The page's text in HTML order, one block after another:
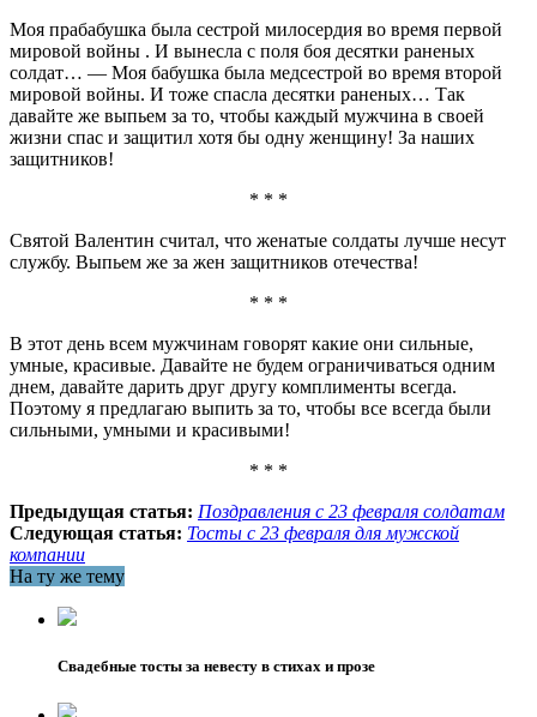
Моя прабабушка была сестрой милосердия во время первой
мировой войны . И вынесла с поля боя десятки раненых
солдат… — Моя бабушка была медсестрой во время второй
мировой войны. И тоже спасла десятки раненых… Так
давайте же выпьем за то, чтобы каждый мужчина в своей
жизни спас и защитил хотя бы одну женщину! За наших
защитников!
* * *
Святой Валентин считал, что женатые солдаты лучше несут
службу. Выпьем же за жен защитников отечества!
* * *
В этот день всем мужчинам говорят какие они сильные,
умные, красивые. Давайте не будем ограничиваться одним
днем, давайте дарить друг другу комплименты всегда.
Поэтому я предлагаю выпить за то, чтобы все всегда были
сильными, умными и красивыми!
* * *
Предыдущая статья: Поздравления с 23 февраля солдатам
Следующая статья: Тосты с 23 февраля для мужской
компании
На ту же тему
Свадебные тосты за невесту в стихах и прозе